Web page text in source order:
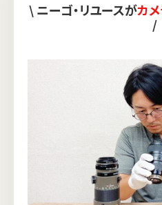
\ ニーゴ・リユースがカ
/